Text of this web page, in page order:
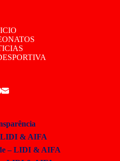
LIDI & AIFA
– LIDI & AIFA